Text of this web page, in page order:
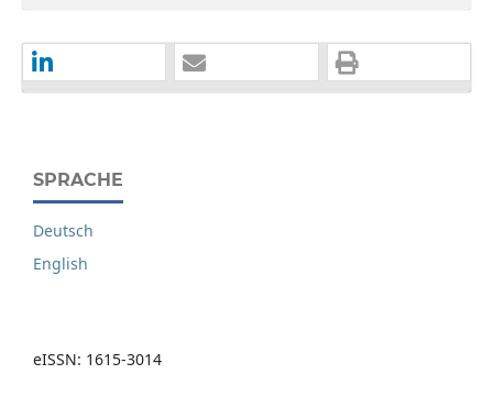
SPRACHE
Deutsch
English
eISSN: 1615-3014